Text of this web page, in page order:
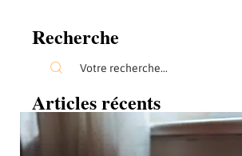
Recherche
Articles récents